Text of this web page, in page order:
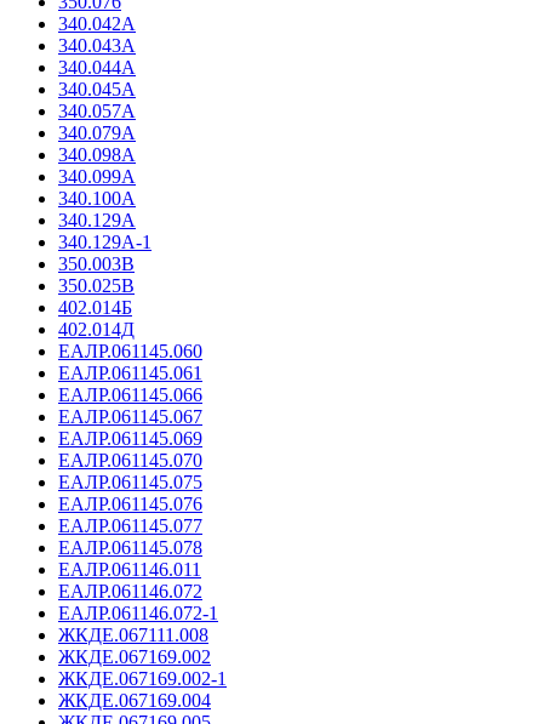
340.042А
340.043А
340.044А
340.045А
340.057А
340.079А
340.098А
340.099А
340.100А
340.129А
340.129А-1
350.003В
350.025В
402.014Б
402.014Д
ЕАЛР.061145.060
ЕАЛР.061145.061
ЕАЛР.061145.066
ЕАЛР.061145.067
ЕАЛР.061145.069
ЕАЛР.061145.070
ЕАЛР.061145.075
ЕАЛР.061145.076
ЕАЛР.061145.077
ЕАЛР.061145.078
ЕАЛР.061146.011
ЕАЛР.061146.072
ЕАЛР.061146.072-1
ЖКДЕ.067111.008
ЖКДЕ.067169.002
ЖКДЕ.067169.002-1
ЖКДЕ.067169.004